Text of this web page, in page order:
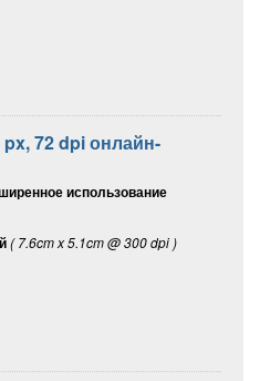
72 dpi онлайн-
использование
( 7.6cm x 5.1cm @ 300 dpi )